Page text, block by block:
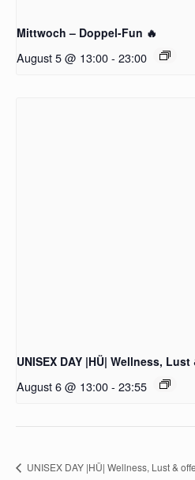
Mittwoch – Doppel-Fun 🔥
August 5 @ 13:00- 23:00
UNISEX DAY |HÜ| Wellness,
August 6 @ 13:00- 23:55
UNISEX DAY |HÜ| Wellness, Lust &